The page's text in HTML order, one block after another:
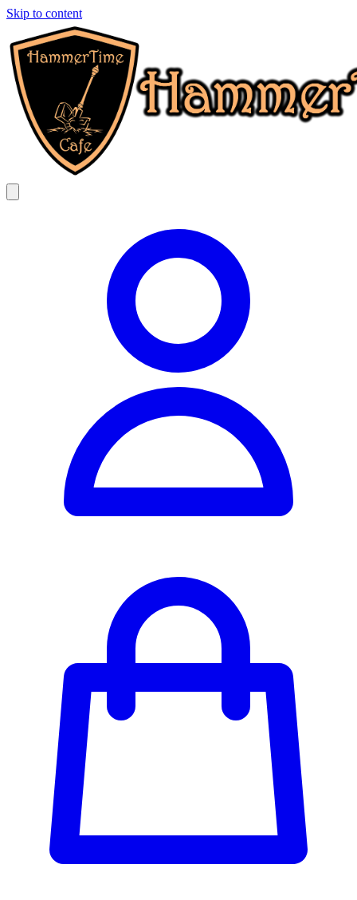
Skip to content